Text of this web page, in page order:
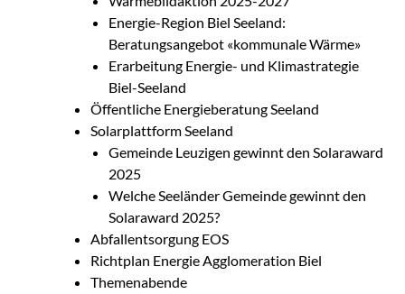
Energie-Region Biel Seeland:
Beratungsangebot «kommunale Wärme»
Erarbeitung Energie- und Klimastrategie
Biel-Seeland
Öffentliche Energieberatung Seeland
Solarplattform Seeland
Gemeinde Leuzigen gewinnt den Solaraward
2025
Welche Seeländer Gemeinde gewinnt den
Solaraward 2025?
Abfallentsorgung EOS
Richtplan Energie Agglomeration Biel
Themenabende